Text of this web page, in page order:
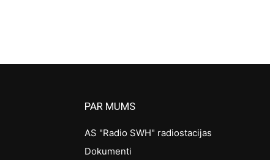
PAR MUMS
AS "Radio SWH" radiostacijas
Dokumenti